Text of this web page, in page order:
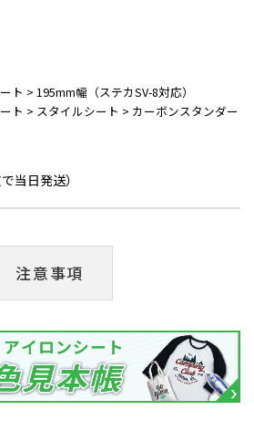
ト > 195mm幅（ステカSV-8対応）
ト > スタイルシート > カーボンスタンダー
当日発送）
注意事項